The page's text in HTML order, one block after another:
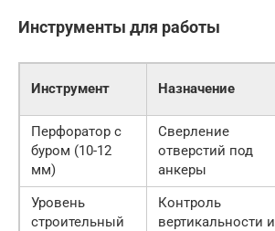
Инструменты для работы
Инструмент Назначение
Перфоратор с
буром (10-12
мм)
Сверление
отверстий под
анкеры
Уровень
строительный
Контроль
вертикальности и